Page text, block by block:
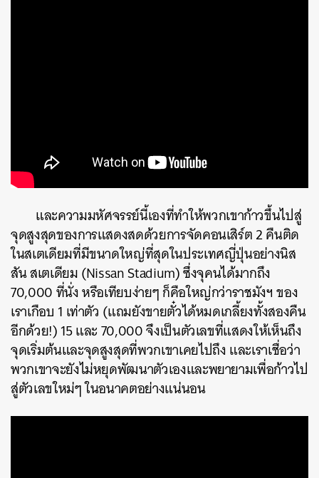
และความมหัศจรรย์นี้เองที่ทำให้พวกเขาก้าวขึ้นไปสู่
จุดสูงสุดของการแสดงสดด้วยการจัดคอนเสิร์ต 2 คืนติด
ในสเตเดียมที่มีขนาดใหญ่ที่สุดในประเทศญี่ปุ่นอย่างนิส
สัน สเตเดียม (Nissan Stadium) ซึ่งจุคนได้มากถึง
70,000 ที่นั่ง หรือเทียบง่ายๆ ก็คือใหญ่กว่าราชมังฯ ของ
เราเกือบ 1 เท่าตัว (แถมยังขายตั๋วได้หมดเกลี้ยงทั้งสองคืน
อีกด้วย!) 15 และ 70,000 จึงเป็นตัวเลขที่แสดงให้เห็นถึง
จุดเริ่มต้นและจุดสูงสุดที่พวกเขาเคยไปถึง และเราเชื่อว่า
พวกเขาจะยังไม่หยุดพัฒนาตัวเองและพยายามเพื่อก้าวไป
สู่ตัวเลขใหม่ๆ ในอนาคตอย่างแน่นอน